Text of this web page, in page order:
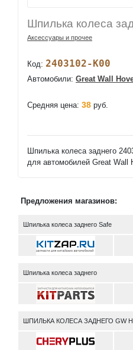
Шпилька колеса
Аксессуары и прочее
Код: 2403102-K00
Автомобили: Great Wall
Средняя цена: 38 руб.
Шпилька колеса заднего
для автомобилей Great Wall
Предложения магазинов:
Шпилька колеса заднего Safe
Шпилька колеса заднего
ШПИЛЬКА КОЛЕСА ЗАДНЕГО GW